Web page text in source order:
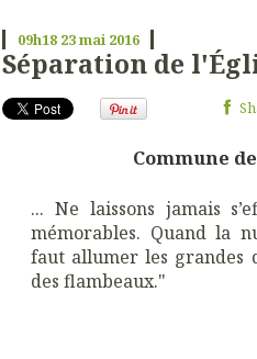
09h18 23mai 2016
Séparation de
Commune
... Ne laissons jamais
mémorables. Quand la
faut allumer les grandes
des flambeaux."